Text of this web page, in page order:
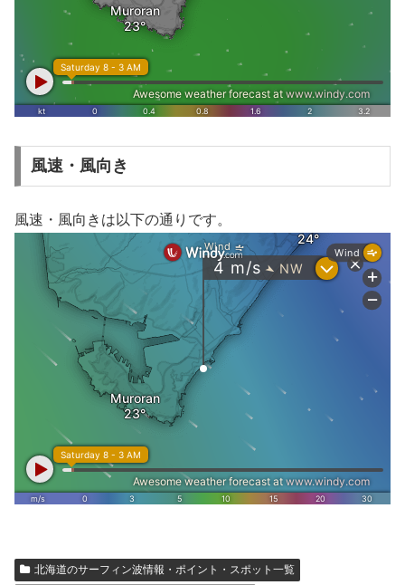
風速・風向き
風速・風向きは以下の通りです。
北海道のサーフィン波情報・ポイント・スポット一覧